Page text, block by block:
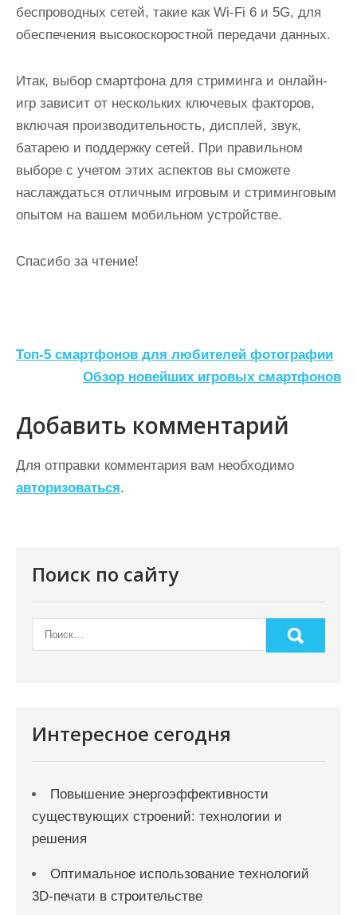
беспроводных сетей, такие как Wi-Fi 6 и 5G, для
обеспечения высокоскоростной передачи данных.
Итак, выбор смартфона для стриминга и онлайн-
игр зависит от нескольких ключевых факторов,
включая производительность, дисплей, звук,
батарею и поддержку сетей. При правильном
выборе с учетом этих аспектов вы сможете
наслаждаться отличным игровым и стриминговым
опытом на вашем мобильном устройстве.
Спасибо за чтение!
Н
в
и
г
а
м
Топ-5 смартфонов для любителей фотографии
Обзор новейших игровых смартфонов
Добавить комментарий
Для отправки комментария вам необходимо
авторизоваться.
Поиск по сайту
Интересное сегодня
Повышение энергоэффективности
существующих строений: технологии и
решения
Оптимальное использование технологий
3D-печати в строительстве